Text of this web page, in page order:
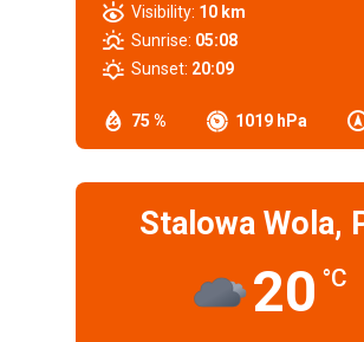
75 % 1019 hPa
Visibility: 10 km
Sunrise: 05:08
Sunset: 20:09
Stalowa Wola,
20 °C